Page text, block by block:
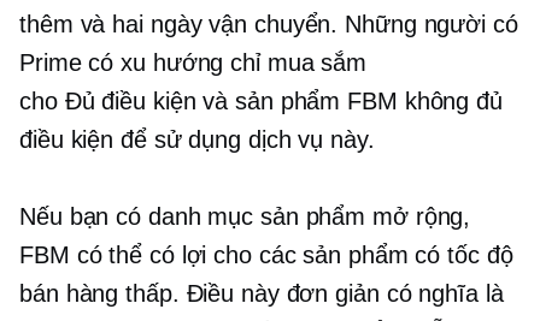
thêm và hai ngàyvận chuyển. Những người có
Prime có xu hướng chỉ mua sắm
cho Đủ điều kiện và sản phẩm FBM không đủ
điều kiện để sử dụng dịch vụ này.
Nếu bạn có danh mục sản phẩm mở rộng,
FBM có thể có lợi cho các sản phẩm có tốc độ
bán hàng thấp. Điều này đơn giản có nghĩa là